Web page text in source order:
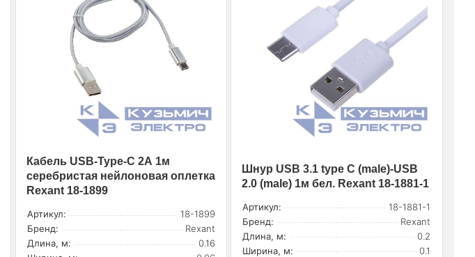
Кабель USB-Type-C 2А 1м
серебристая нейлоновая оплетка
Rexant 18-1899
Артикул:
18-1899
Бренд:
Rexant
Длина, м:
0.16
Шнур USB 3.1 type C (male)-USB
2.0 (male) 1м бел. Rexant 18-1881-1
Артикул:
18-1881-1
Бренд:
Rexant
Длина, м:
0.2
Ширина, м:
0.1